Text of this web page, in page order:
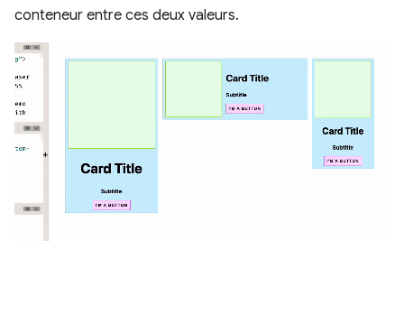
conteneur entre ces deux valeurs.